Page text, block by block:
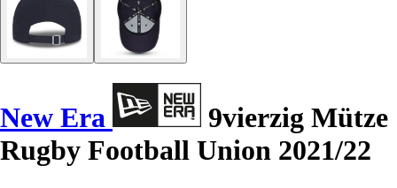
New Era
9vierzig Mütze
Rugby Football Union 2021/22